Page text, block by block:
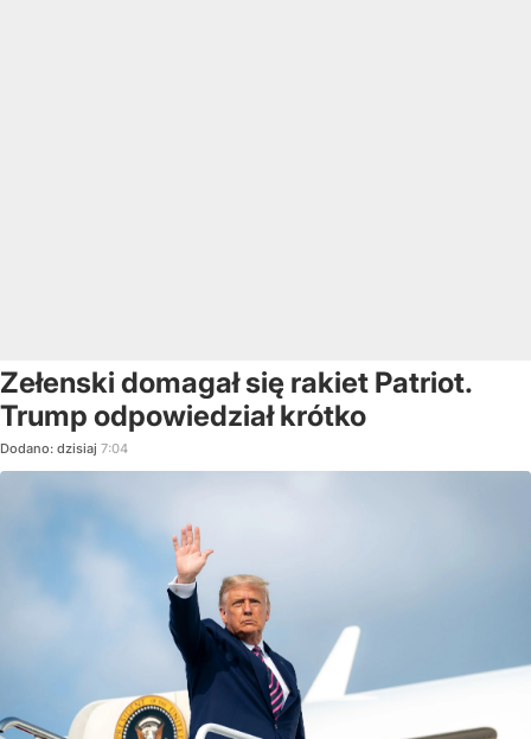
Zełenski domagał się rakiet Patriot.
Trump odpowiedział krótko
Dodano: dzisiaj 7:04